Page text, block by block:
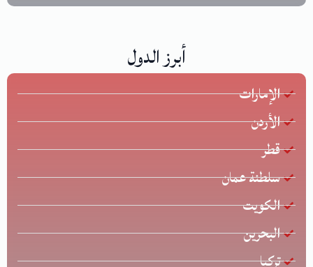
أبرز الدول
الإمارات
الأردن
قطر
سلطنة عمان
الكويت
البحرين
تركيا